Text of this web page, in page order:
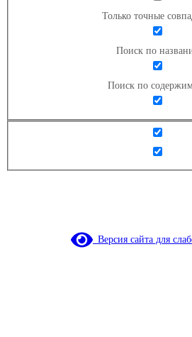
Только точные
Поиск по
Поиск по
Версия сайта для